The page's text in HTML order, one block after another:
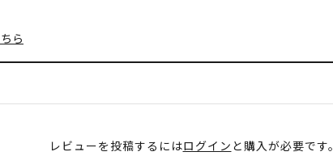
ら
レビューを投稿するにはログイン と購入が必要です。